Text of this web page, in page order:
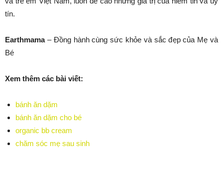
tín.
Earthmama– Đồng hành cùng sức khỏe và sắc đẹp của Mẹ và
Bé
Xem thêm các bài viết:
bánh ăn dặm
bánh ăn dặm cho bé
organic bb cream
chăm sóc mẹ sau sinh